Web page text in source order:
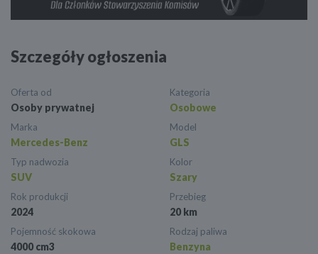
Szczegóły ogłoszenia
Oferta od
Osoby prywatnej
Kategoria
Osobowe
Marka
Mercedes-Benz
Model
GLS
Typ nadwozia
SUV
Kolor
Szary
Rok produkcji
2024
Przebieg
20 km
Pojemność skokowa
4000 cm3
Rodzaj paliwa
Benzyna